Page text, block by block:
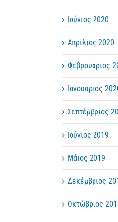
Ιούνιος 2020
Απρίλιος 2020
Φεβρουάριος
Ιανουάριος
Σεπτέμβριος
Ιούνιος 2019
Μάιος 2019
Δεκέμβριος
Οκτώβριος